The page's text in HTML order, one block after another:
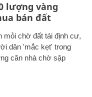
lượng vàng
bán đất
mỏi chờ đất tái định cư,
dân 'mắc kẹt' trong
căn nhà chờ sập